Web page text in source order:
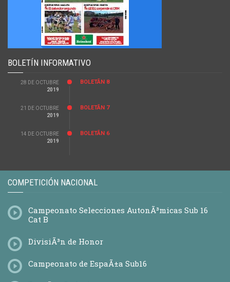
BOLETÍN INFORMATIVO
28 DE OCTUBRE
2019
BOLETÃ­N 8
21 DE OCTUBRE
2019
BOLETÃ­N 7
14 DE OCTUBRE
2019
BOLETÃ­N 6
COMPETICIÓN NACIONAL
Campeonato Selecciones AutonÃ³micas Sub 16
Cat B
DivisiÃ³n de Honor
Campeonato de EspaÃ±a Sub16